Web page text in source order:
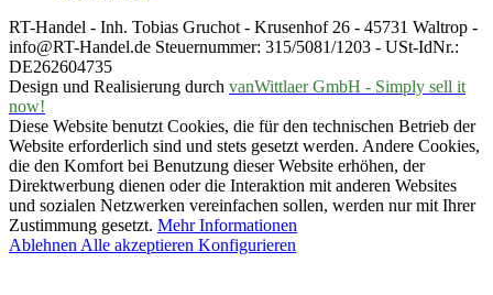
RT-Handel - Inh. Tobias Gruchot - Krusenhof 26 - 45731 Waltrop -
info@RT-Handel.de Steuernummer: 315/5081/1203 - USt-IdNr.:
DE262604735
Design und Realisierung durch vanWittlaer GmbH - Simply sell it
now!
Diese Website benutzt Cookies, die für den technischen Betrieb der
Website erforderlich sind und stets gesetzt werden. Andere Cookies,
die den Komfort bei Benutzung dieser Website erhöhen, der
Direktwerbung dienen oder die Interaktion mit anderen Websites
und sozialen Netzwerken vereinfachen sollen, werden nur mit Ihrer
Zustimmung gesetzt. Mehr Informationen
Ablehnen Alle akzeptieren Konfigurieren